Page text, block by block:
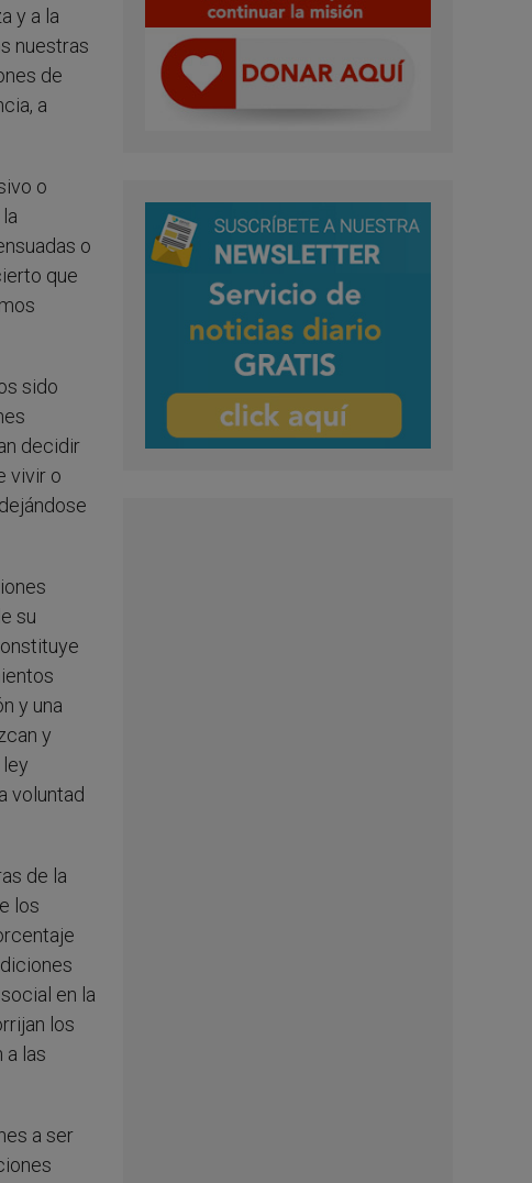
y a la
nuestras
de
a
o
o
que
sido
decidir
vivir o
su
y una
y
voluntad
de la
los
en la
los
a las
a ser